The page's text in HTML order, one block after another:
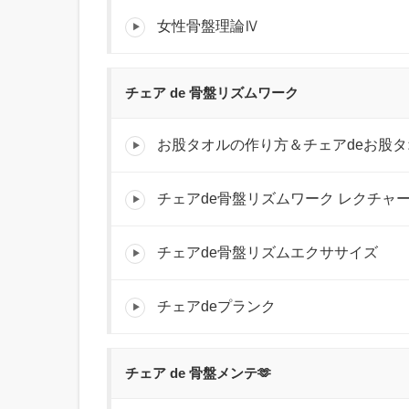
女性骨盤理論Ⅳ
チェア de 骨盤リズムワーク
お股タオルの作り方＆チェアdeお股
チェアde骨盤リズムワーク レクチャ
チェアde骨盤リズムエクササイズ
チェアdeプランク
チェア de 骨盤メンテ🫶